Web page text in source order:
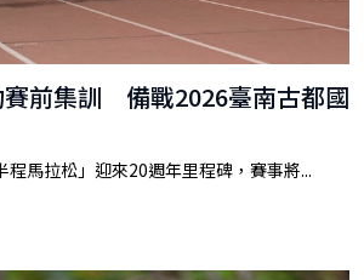
賽前集訓 備戰2026臺南古都國
程馬拉松」迎來20週年里程碑，賽事將...